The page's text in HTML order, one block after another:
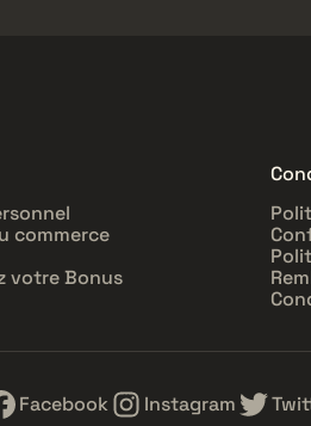
commerce
votre Bonus
Facebook Instagram